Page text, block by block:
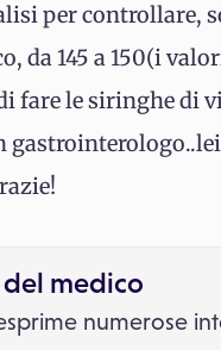
per controllare,
da 145 a 150(i
fare le siringhe di
del medico
numerose